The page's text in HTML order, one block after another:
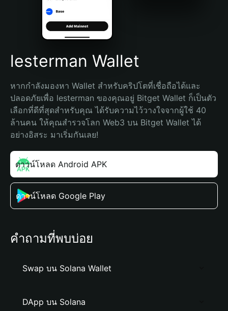
Português (Brasil)
Español (Argentina)
lesterman Wallet
หากกำลังมองหา Wallet สำหรับคริปโตที่เชื่อถือได้และ
ปลอดภัยเพื่อ lesterman ของคุณอยู่ Bitget Wallet ก็เป็นตัว
เลือกที่ดีที่สุดสำหรับคุณ ได้รับความไว้วางใจจากผู้ใช้ 40
ล้านคน ให้คุณสำรวจโลก Web3 บน Bitget Wallet ได้
อย่างอิสระ มาเริ่มกันเลย!
ดาวน์โหลด Android APK
ดาวน์โหลด Google Play
คำถามที่พบบ่อย
Swap บน Solana Wallet
DApp บน Solana